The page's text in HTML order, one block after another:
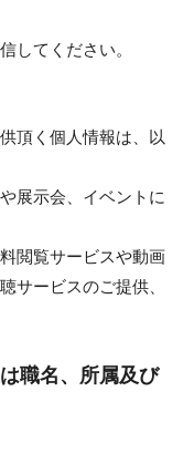
してください。
頂く個人情報は、以
展示会、イベントに
閲覧サービスや動画
サービスのご提供、
職名、所属及び